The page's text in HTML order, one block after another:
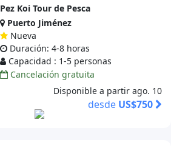
Pez Koi Tour de Pesca
Puerto Jiménez
Nueva
Duración: 4-8 horas
Capacidad : 1-5 personas
Cancelación gratuita
Disponible a partir ago. 10
desde US$750